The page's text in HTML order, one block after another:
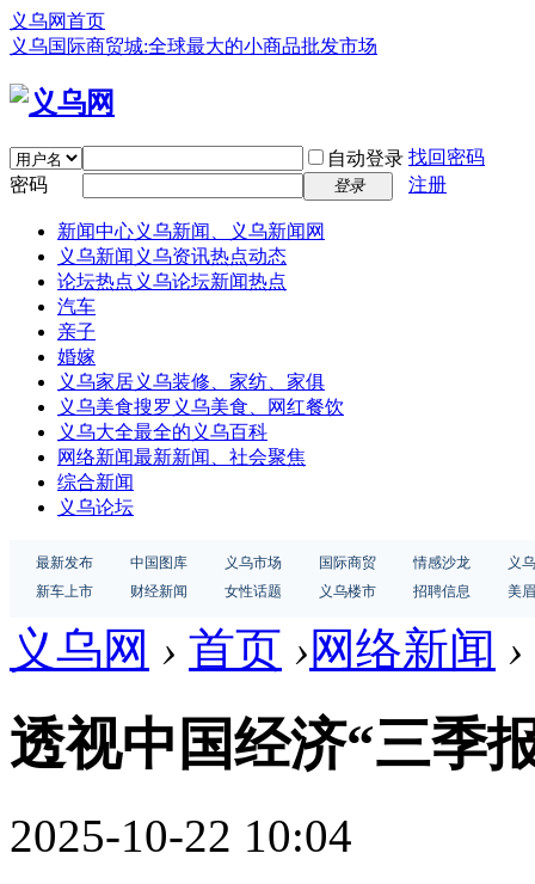
义乌网首页
义乌国际商贸城:全球最大的小商品批发市场
自动登录 找回密码
密码
登录 注册
新闻中心义乌新闻、义乌新闻网
义乌新闻 义乌资讯热点动态
论坛热点 义乌论坛新闻热点
汽车
亲子
婚嫁
义乌家居义乌装修、家纺、家俱
义乌美食搜罗义乌美食、网红餐饮
义乌大全最全的义乌百科
网络新闻最新新闻、社会聚焦
综合新闻
义乌论坛
最新发布 中国图库 义乌市场 国际商贸 情感沙龙
义
新车上市
财经新闻 女性话题 义乌楼市 招聘信息 美
义乌网 › 首页 ›网络新闻 ›
透视中国经济“三季
2025-10-22 10:04